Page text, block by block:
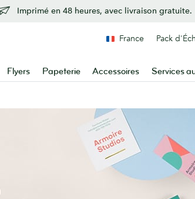
Imprimé en 48 heures, avec livraison gratuite.
Flyers Papeterie Accessoires Services
France Pack